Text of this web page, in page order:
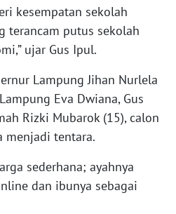
kesempatan sekolah
terancam putus sekolah
ujar Gus Ipul.
Lampung Jihan Nurlela
Eva Dwiana, Gus
Rizki Mubarok (15), calon
menjadi tentara.
sederhana; ayahnya
dan ibunya sebagai